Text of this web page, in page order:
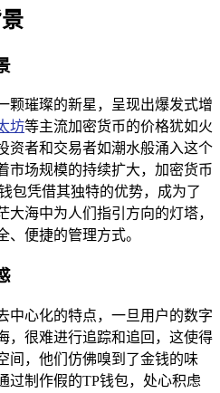
颗璀璨的新星，呈现出爆发式增
坊等主流加密货币的价格犹如火
资者和交易者如潮水般涌入这个
市场规模的持续扩大，加密货币
包凭借其独特的优势，成为了
海中为人们指引方向的灯塔，
、便捷的管理方式。
中心化的特点，一旦用户的数字
，很难进行追踪和追回，这使得
间，他们仿佛嗅到了金钱的味
过制作假的TP钱包，处心积虑